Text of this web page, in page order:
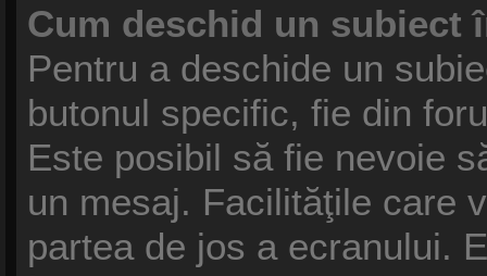
Cum deschid un subiect
Pentru a deschide un
butonul specific, fie din
Este posibil să fie nevoie
un mesaj. Facilităţile care
partea de jos a ecranului.